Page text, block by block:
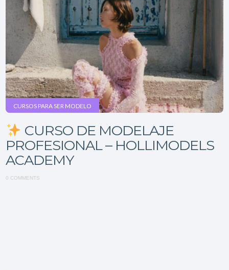
CURSOS PARA SER MODELO
CURSO DE MODELAJE
PROFESIONAL – HOLLIMODELS
ACADEMY
0 COMMENTS